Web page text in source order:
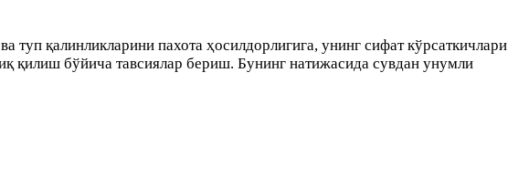
қалинликларини пахота ҳосилдорлигига, унинг сифат кўрсаткичлари
қилиш бўйича тавсиялар бериш. Бунинг натижасида сувдан унумли